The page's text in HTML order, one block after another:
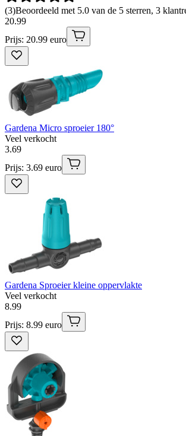
(3)Beoordeeld met 5.0 van de 5 sterren, 3
20.99
Prijs: 20.99 euro
Gardena Micro sproeier 180°
Veel verkocht
3.69
Prijs: 3.69 euro
Gardena Sproeier kleine oppervlakte
Veel verkocht
8.99
Prijs: 8.99 euro